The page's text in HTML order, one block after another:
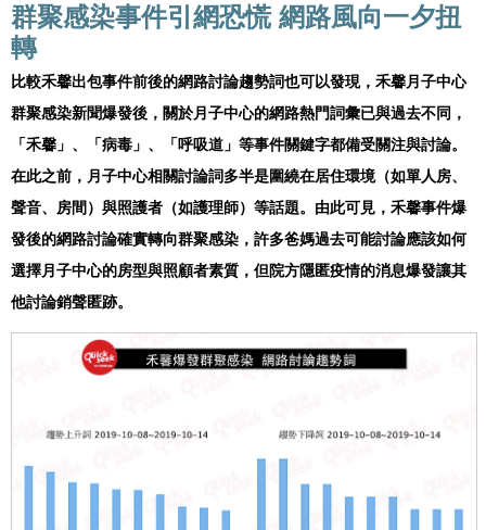
群聚感染事件引網恐慌 網路風向一夕扭
轉
比較禾馨出包事件前後的網路討論趨勢詞也可以發現，禾馨月子中心
群聚感染新聞爆發後，關於月子中心的網路熱門詞彙已與過去不同，
「禾馨」、「病毒」、「呼吸道」等事件關鍵字都備受關注與討論。
在此之前，月子中心相關討論詞多半是圍繞在居住環境（如單人房、
聲音、房間）與照護者（如護理師）等話題。由此可見，禾馨事件爆
發後的網路討論確實轉向群聚感染，許多爸媽過去可能討論應該如何
選擇月子中心的房型與照顧者素質，但院方隱匿疫情的消息爆發讓其
他討論銷聲匿跡。